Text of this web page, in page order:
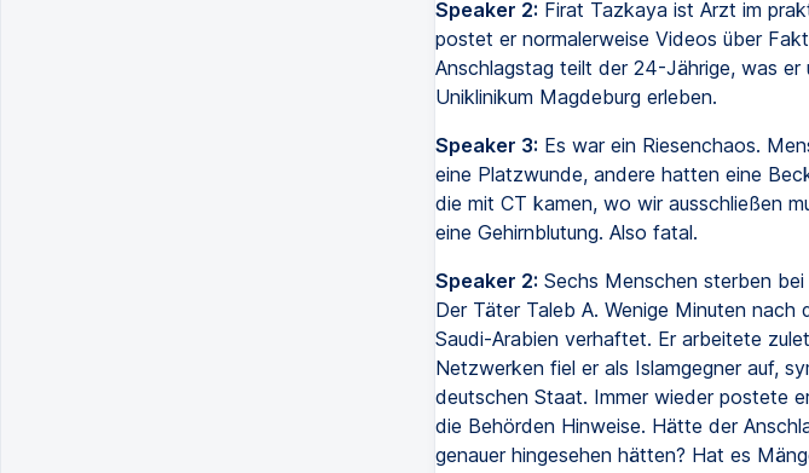
Speaker 2: Firat Tazkaya ist Arzt im
postet er normalerweise Videos über
Anschlagstag teilt der 24-Jährige, was er
Uniklinikum Magdeburg erleben.
Speaker 3: Es war ein Riesenchaos.
eine Platzwunde, andere hatten eine
die mit CT kamen, wo wir ausschließen
eine Gehirnblutung. Also fatal.
Speaker 2: Sechs Menschen sterben
Der Täter Taleb A. Wenige Minuten
Saudi-Arabien verhaftet. Er arbeitete
Netzwerken fiel er als Islamgegner auf,
deutschen Staat. Immer wieder postete
die Behörden Hinweise. Hätte der
genauer hingesehen hätten? Hat es